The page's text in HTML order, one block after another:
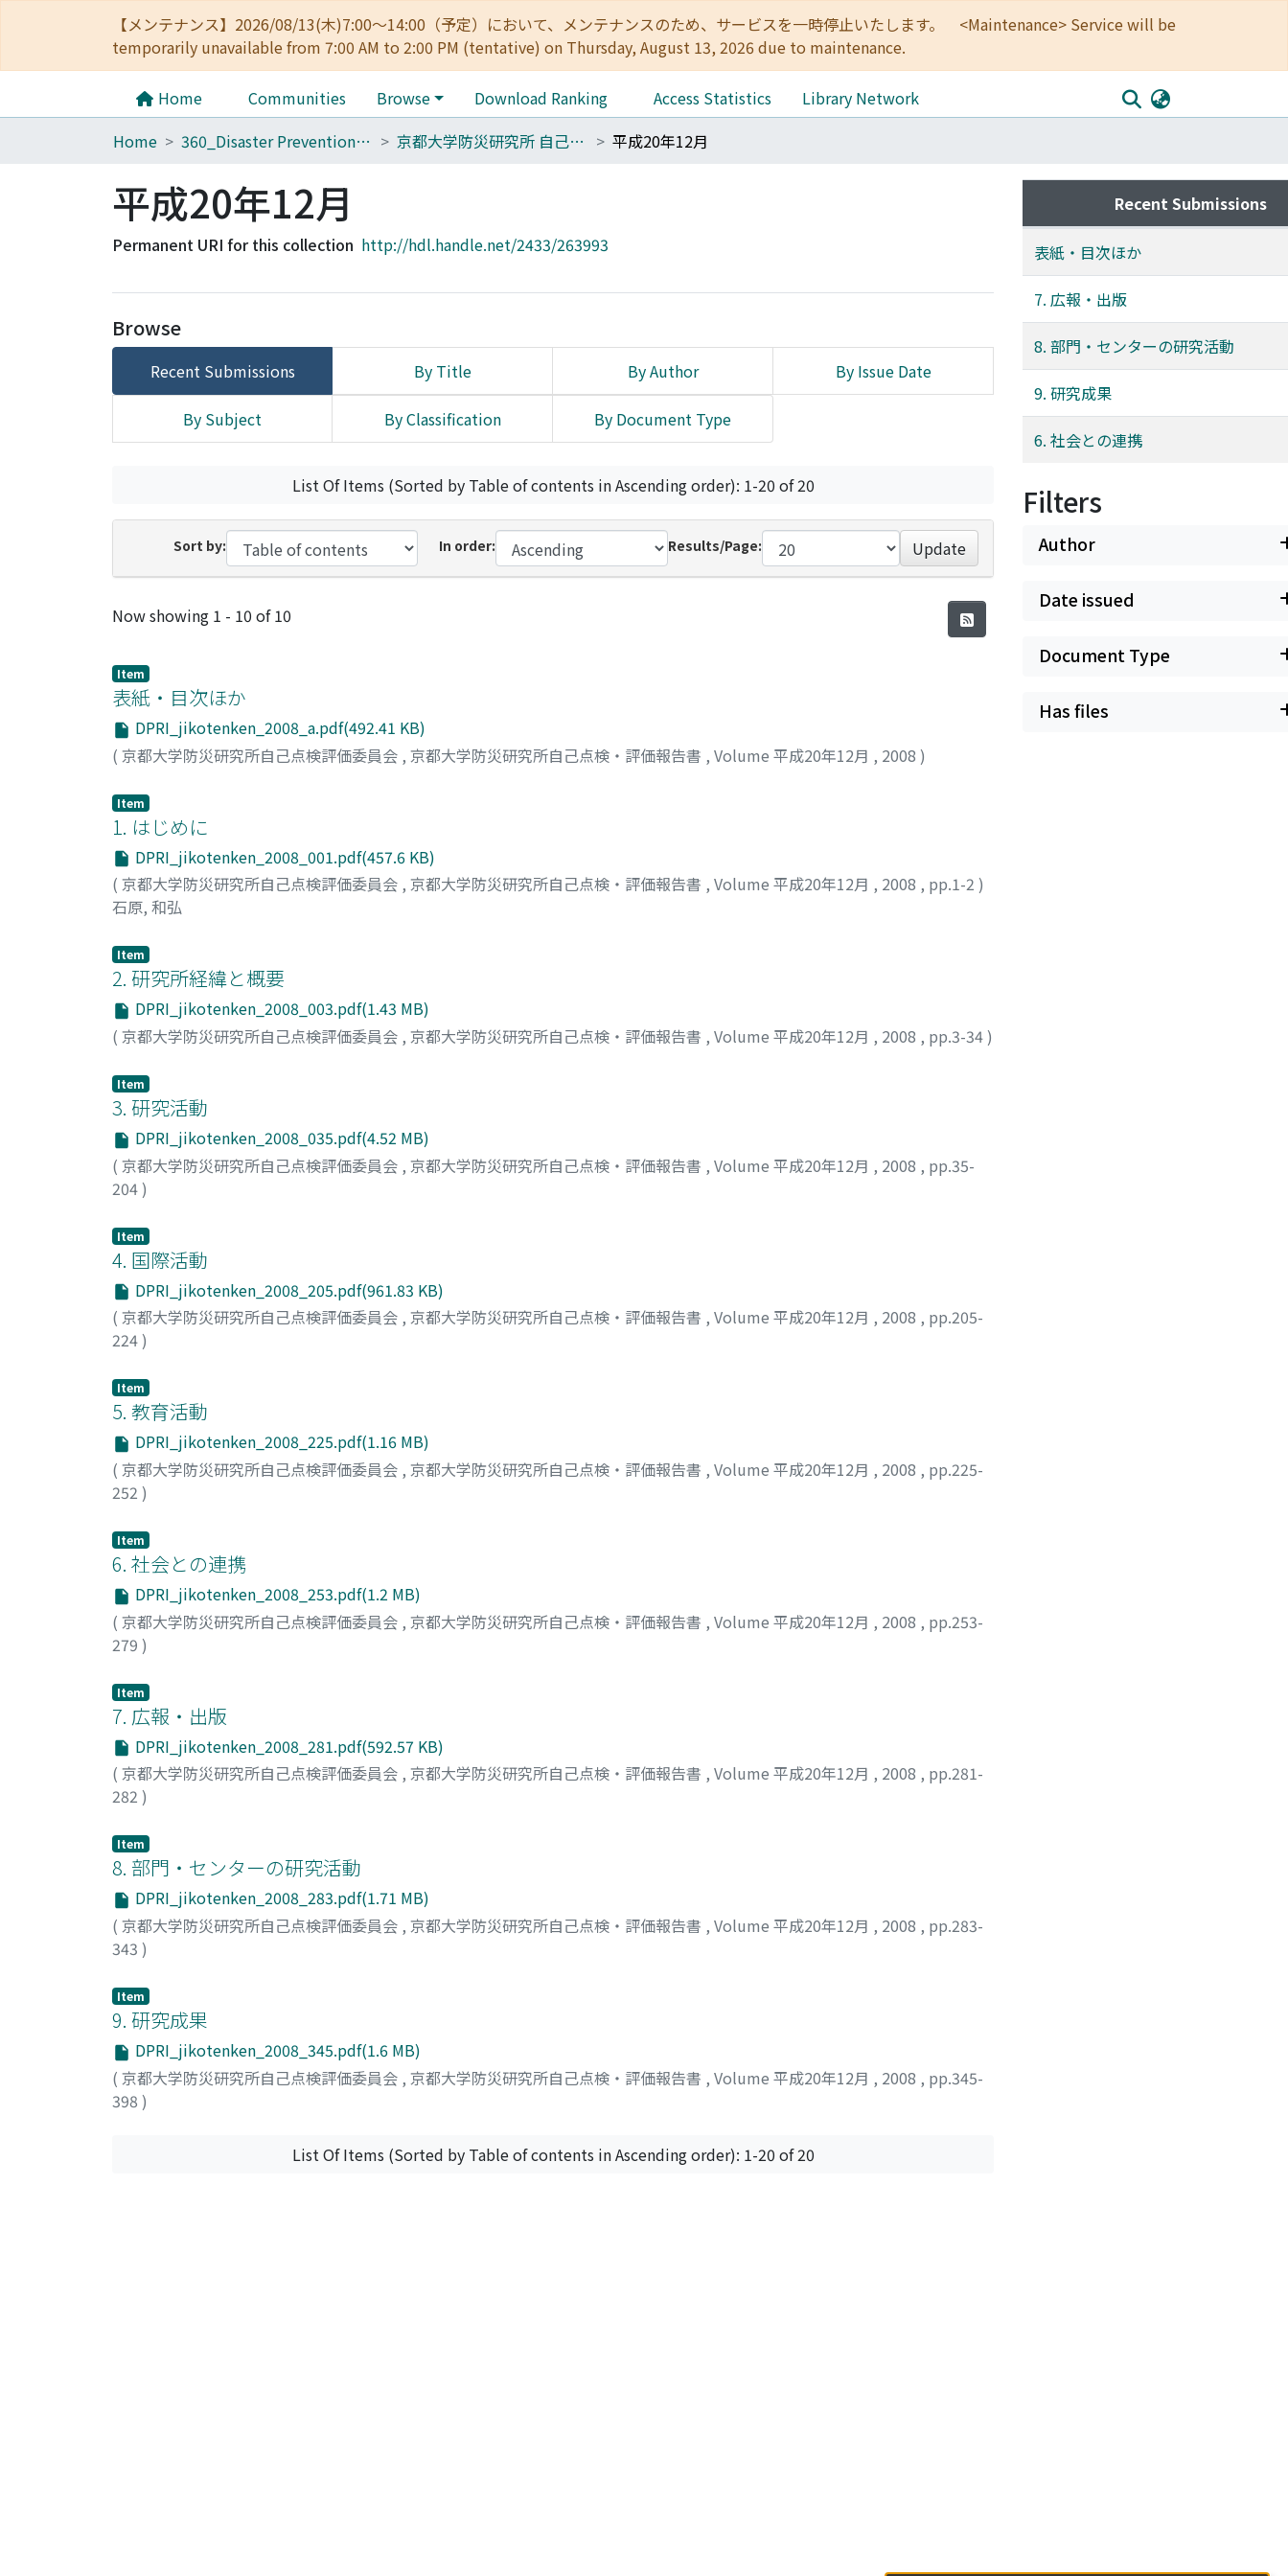
【メンテナンス】2026/08/13(木)7:00～14:00（予定）において、メンテナンスのため、サービスを一時停止いたします。 <Maintenance> Service will be
temporarily unavailable from 7:00 AM to 2:00 PM (tentative) on Thursday, August 13, 2026 due to maintenance.
Home Communities Browse Download Ranking Access Statistics
Library Network
Home
360_Disaster Prevention Research Institute 京都大学防災研究所 自己点検評価報告書 平成20年12月
平成20年12月
Permanent URI for this collection http://hdl.handle.net/2433/263993
Browse
Recent Submissions By Title By Author By Issue Date
By Subject By Classification By Document Type
List Of Items (Sorted by Table of contents in Ascending order): 1-20 of 20
Sort by: In order: Results/Page: Update
Recent Submissions
Now showing 1 - 10 of 10
Item
表紙・目次ほか
DPRI_jikotenken_2008_a.pdf(492.41 KB)
( 京都大学防災研究所自己点検評価委員会 , 京都大学防災研究所自己点検・評価報告書 , Volume 平成20年12月 , 2008 )
Item
1. はじめに
DPRI_jikotenken_2008_001.pdf(457.6 KB)
( 京都大学防災研究所自己点検評価委員会 , 京都大学防災研究所自己点検・評価報告書 , Volume 平成20年12月 , 2008 , pp.1-2 )
石原, 和弘
Item
2. 研究所経緯と概要
DPRI_jikotenken_2008_003.pdf(1.43 MB)
( 京都大学防災研究所自己点検評価委員会 , 京都大学防災研究所自己点検・評価報告書 , Volume 平成20年12月 , 2008 , pp.3-34)
Item
3. 研究活動
DPRI_jikotenken_2008_035.pdf(4.52 MB)
( 京都大学防災研究所自己点検評価委員会 , 京都大学防災研究所自己点検・評価報告書 , Volume 平成20年12月 , 2008 , pp.35-
204)
Item
4. 国際活動
DPRI_jikotenken_2008_205.pdf(961.83 KB)
( 京都大学防災研究所自己点検評価委員会 , 京都大学防災研究所自己点検・評価報告書 , Volume 平成20年12月 , 2008 , pp.205-
224)
Item
5. 教育活動
DPRI_jikotenken_2008_225.pdf(1.16 MB)
( 京都大学防災研究所自己点検評価委員会 , 京都大学防災研究所自己点検・評価報告書 , Volume 平成20年12月 , 2008 , pp.225-
252 )
Item
6. 社会との連携
DPRI_jikotenken_2008_253.pdf(1.2 MB)
( 京都大学防災研究所自己点検評価委員会 , 京都大学防災研究所自己点検・評価報告書 , Volume 平成20年12月 , 2008 , pp.253-
279 )
Item
7. 広報・出版
DPRI_jikotenken_2008_281.pdf(592.57 KB)
( 京都大学防災研究所自己点検評価委員会 , 京都大学防災研究所自己点検・評価報告書 , Volume 平成20年12月 , 2008 , pp.281-
282 )
Item
8. 部門・センターの研究活動
DPRI_jikotenken_2008_283.pdf(1.71 MB)
( 京都大学防災研究所自己点検評価委員会 , 京都大学防災研究所自己点検・評価報告書 , Volume 平成20年12月 , 2008 , pp.283-
343 )
Item
9. 研究成果
DPRI_jikotenken_2008_345.pdf(1.6 MB)
( 京都大学防災研究所自己点検評価委員会 , 京都大学防災研究所自己点検・評価報告書 , Volume 平成20年12月 , 2008 , pp.345-
398 )
List Of Items (Sorted by Table of contents in Ascending order): 1-20 of 20
Recent Submissions
表紙・目次ほか
7. 広報・出版
8. 部門・センターの研究活動
9. 研究成果
6. 社会との連携
Filters
Author
Date issued
Document Type
Has files